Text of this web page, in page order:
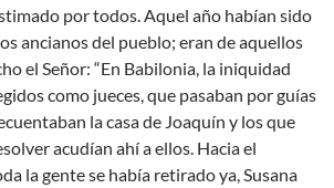
por todos. Aquel año habían sido
ancianos del pueblo; eran de aquellos
el Señor: “En Babilonia, la iniquidad
como jueces, que pasaban por guías
la casa de Joaquín y los que
acudían ahí a ellos. Hacia el
la gente se había retirado ya, Susana